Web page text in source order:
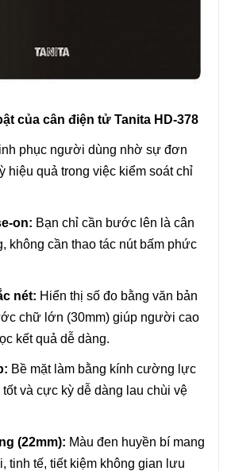
của cân điện tử Tanita HD-378
phục người dùng nhờ sự đơn
hiệu quả trong việc kiểm soát chỉ
on: Bạn chỉ cần bước lên là cân
không cần thao tác nút bấm phức
nét: Hiển thị số đo bằng văn bản
chữ lớn (30mm) giúp người cao
kết quả dễ dàng.
Bề mặt làm bằng kính cường lực
và cực kỳ dễ dàng lau chùi vệ
(22mm): Màu đen huyền bí mang
tinh tế, tiết kiệm không gian lưu